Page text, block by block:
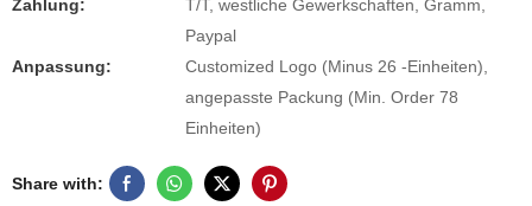
Zahlung:
T/T, westliche Gewerkschaften, Gramm,
Paypal
Anpassung:
Customized Logo (Minus 26 -Einheiten),
angepasste Packung (Min. Order 78
Einheiten)
Share with: